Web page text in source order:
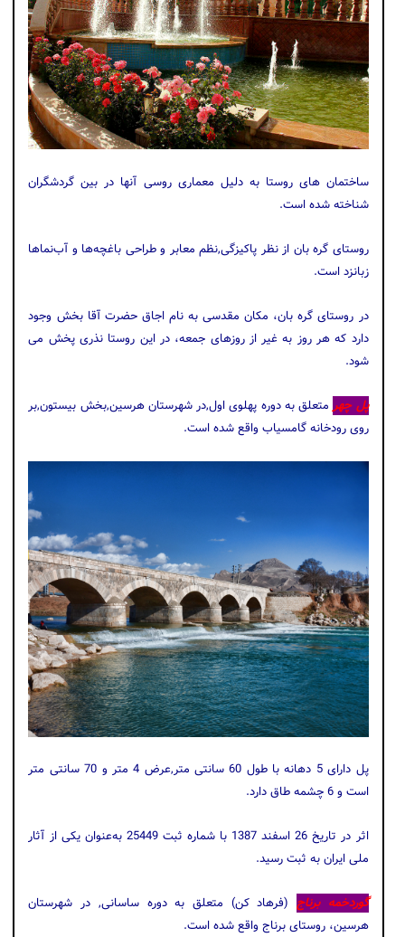
ساختمان های روستا به دلیل معماری روسی آنها در بین گردشگران
شناخته شده است.
روستای گره بان از نظر پاکیزگی,نظم معابر و طراحی باغچه‌ها و آب‌نماها
زبانزد است.
در روستای گره‌ بان، مکان مقدسی به نام اجاق حضرت آقا بخش وجود
دارد که هر روز به غیر از روزهای جمعه، در این روستا نذری پخش می
‌شود.
پل چهرمتعلق به دوره پهلوی اول,در شهرستان هرسین,بخش بیستون,بر
روی رودخانه گامسیاب واقع شده است.
پل دارای 5 دهانه با طول 60 سانتی متر,عرض 4 متر و 70 سانتی متر
است و 6 چشمه طاق دارد.
اثر در تاریخ 26 اسفند 1387 با شماره‌ ثبت 25449 به‌عنوان یکی از آثار
ملی ایران به ثبت رسید.
گوردخمه برناج (فرهاد کن) متعلق به دوره ساسانی, در شهرستان
هرسین، روستای برناج واقع شده است.